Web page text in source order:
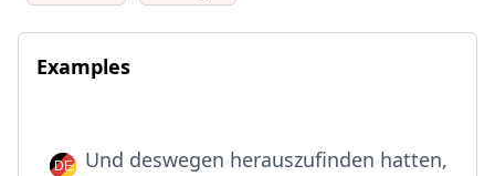
Examples
Und deswegen herauszufinden hatten,